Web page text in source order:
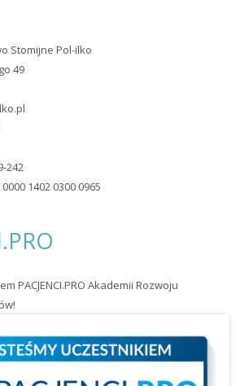
Stomijne Pol-ilko
49
242
1402 0300 0965
PACJENCI.PRO Akademii Rozwoju